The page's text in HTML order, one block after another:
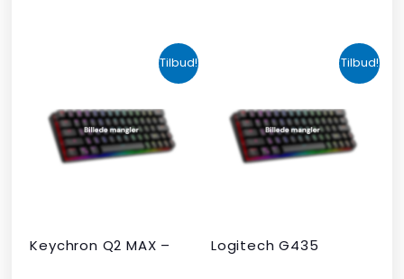
Tilbud!
Keychron Q2 MAX –
oprindelige
pris
var:
kr. 2.190,00.
Den
aktuelle
pris
er:
kr. 1.465,00.
Tilbud!
Logitech G435
oprindelige
pris
var:
kr. 599,00.
aktuelle
pris
er:
kr. 399,00.